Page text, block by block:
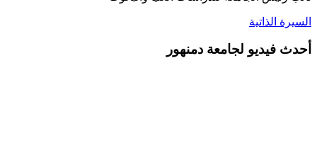
السيرة الذاتية
أحدث فيديو لجامعة دمنهور